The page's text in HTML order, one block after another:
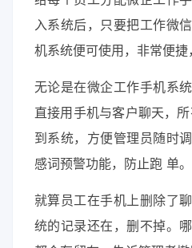
入系统后，只要把工作微
机系统便可使用，非常便
无论是在微企工作手机系
直接用手机与客户聊天，
到系统，方便管理员随时
感词预警功能，防止跑 单。
就算员工在手机上删除了
统的记录还在，删不掉。